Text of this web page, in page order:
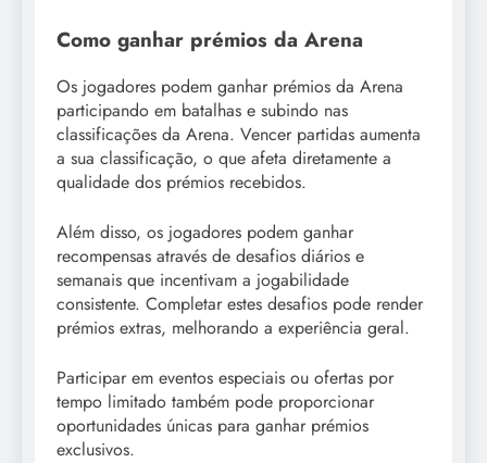
Como ganhar prémios da Arena
Os jogadores podem ganhar prémios da Arena
participando em batalhas e subindo nas
classificações da Arena. Vencer partidas aumenta
a sua classificação, o que afeta diretamente a
qualidade dos prémios recebidos.
Além disso, os jogadores podem ganhar
recompensas através de desafios diários e
semanais que incentivam a jogabilidade
consistente. Completar estes desafios pode render
prémios extras, melhorando a experiência geral.
Participar em eventos especiais ou ofertas por
tempo limitado também pode proporcionar
oportunidades únicas para ganhar prémios
exclusivos.